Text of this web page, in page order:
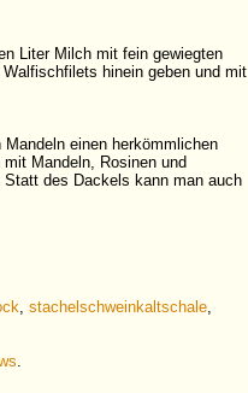
Liter Milch mit fein gewiegten
hinein geben und mit
einen herkömmlichen
Mandeln, Rosinen und
des Dackels kann man auch
, stachelschweinkaltschale,
.